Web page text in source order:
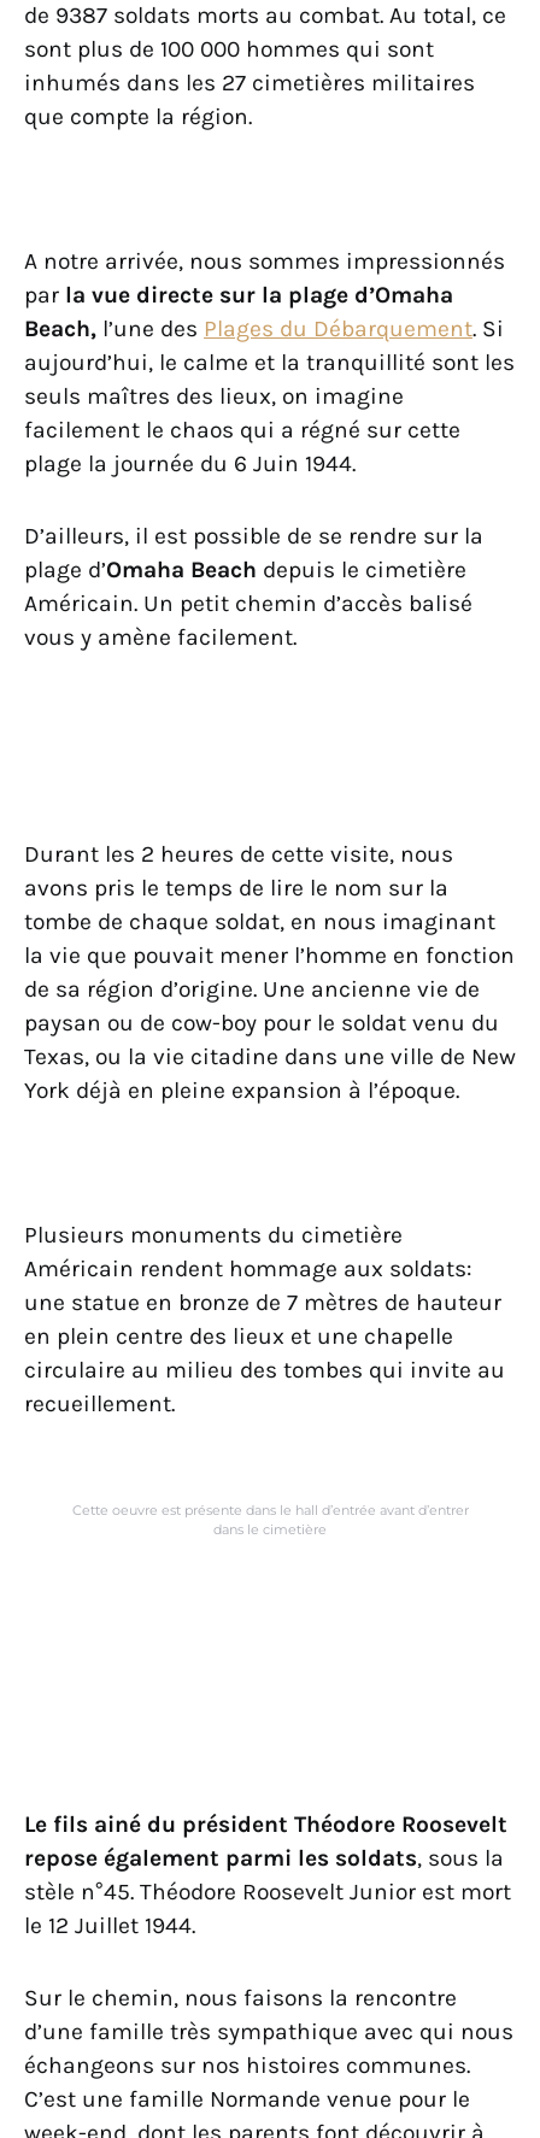
de 9387 soldats morts au combat. Au total, ce
sont plus de 100 000 hommes qui sont
inhumés dans les 27 cimetières militaires
que compte la région.
A notre arrivée, nous sommes impressionnés
par la vue directe sur la plage d’Omaha
Beach, l’une des Plages du Débarquement. Si
aujourd’hui, le calme et la tranquillité sont les
seuls maîtres des lieux, on imagine
facilement le chaos qui a régné sur cette
plage la journée du 6 Juin 1944.
D’ailleurs, il est possible de se rendre sur la
plage d’Omaha Beach depuis le cimetière
Américain. Un petit chemin d’accès balisé
vous y amène facilement.
Durant les 2 heures de cette visite, nous
avons pris le temps de lire le nom sur la
tombe de chaque soldat, en nous imaginant
la vie que pouvait mener l’homme en fonction
de sa région d’origine. Une ancienne vie de
paysan ou de cow-boy pour le soldat venu du
Texas, ou la vie citadine dans une ville de New
York déjà en pleine expansion à l’époque.
Plusieurs monuments du cimetière
Américain rendent hommage aux soldats:
une statue en bronze de 7 mètres de hauteur
en plein centre des lieux et une chapelle
circulaire au milieu des tombes qui invite au
recueillement.
Cette oeuvre est présente dans le hall d’entrée avant d’entrer
dans le cimetière
Le fils ainé du président Théodore Roosevelt
repose également parmi les soldats, sous la
stèle n°45. Théodore Roosevelt Junior est mort
le 12 Juillet 1944.
Sur le chemin, nous faisons la rencontre
d’une famille très sympathique avec qui nous
échangeons sur nos histoires communes.
C’est une famille Normande venue pour le
week-end, dont les parents font découvrir à